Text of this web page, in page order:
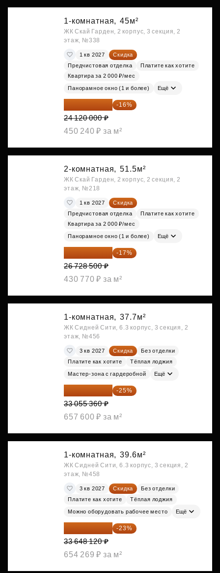
1-комнатная, 45м²
ЖК Скай Гарден, 2 корпус, 3 секция, 2
этаж, №338
1 кв 2027
Скидка
Предчистовая отделка
Платите как хотите
Квартира за 2 000 ₽/мес
Панорамное окно (1 и более) Ещё
20 260 800 ₽ -16%
24 120 000 ₽
450 240 ₽ за м²
2-комнатная, 51.5м²
ЖК Скай Гарден, 2 корпус, 2 секция, 2
этаж, №218
1 кв 2027
Скидка
Предчистовая отделка
Платите как хотите
Квартира за 2 000 ₽/мес
Панорамное окно (1 и более) Ещё
22 184 655 ₽ -17%
26 728 500 ₽
430 770 ₽ за м²
1-комнатная, 37.7м²
ЖК Сидней Сити, 6.3 корпус, 3 секция, 2
этаж, №456
3 кв 2027 Скидка
Без отделки
Платите как хотите
Тёплая лоджия
Мастер-зона с гардеробной Ещё
24 791 520 ₽ -25%
33 055 360 ₽
657 600 ₽ за м²
1-комнатная, 39.6м²
ЖК Сидней Сити, 6.3 корпус, 3 секция, 2
этаж, №458
3 кв 2027 Скидка
Без отделки
Платите как хотите
Тёплая лоджия
Можно оборудовать рабочее место Ещё
25 909 052 ₽ -23%
33 648 120 ₽
654 269 ₽ за м²